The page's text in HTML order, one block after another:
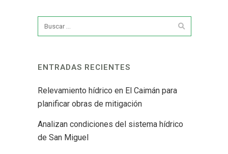
ENTRADAS RECIENTES
Relevamiento hídrico en El Caimán para
planificar obras de mitigación
Analizan condiciones del sistema hídrico
de San Miguel